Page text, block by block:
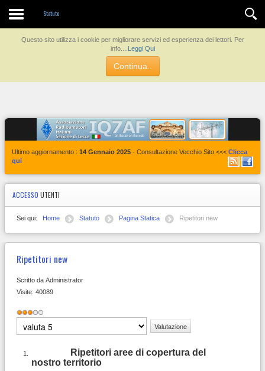
Questo sito utilizza i cookie per migliorare servizi ed esperienza dei lettori. Per
info....
Leggi Qui
Continua..
Statuto
Contatti
Ultimo aggiornamento : 14 Gennaio 2025 - Consultazione Vecchio Sito <<< Clicca
qui
ACCESSO UTENTI
Sei qui: Home Statuto Pagina Statica Ripetitori new
Ripetitori new
Scritto da Administrator
Visite: 40089
Valutazione
Valuta
Ripetitori aree di copertura del
nostro territorio